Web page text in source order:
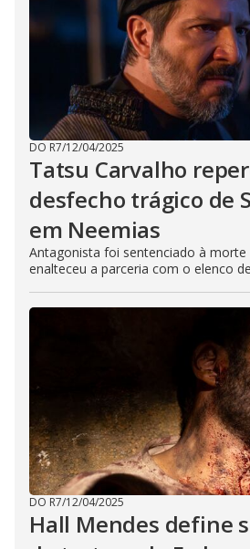
DO R7/12/04/2025
Tatsu Carvalho
desfecho trágico de
em Neemias
Antagonista foi sentenciado à morte
enalteceu a parceria com o elenco
DO R7/12/04/2025
Hall Mendes define